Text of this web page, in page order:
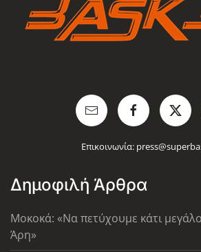
Επικοινωνία:
Δημοφιλή Άρθρα
Μοκοκά: «Να πετύχουμε κάτι
Άρη»